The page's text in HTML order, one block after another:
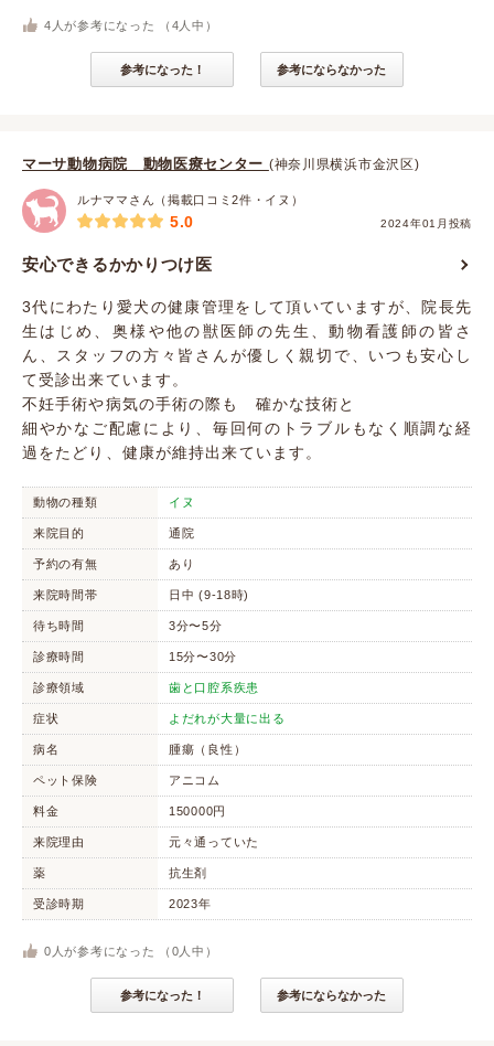
4 人が参考になった （ 4 人中）
参考になった！ 参考にならなかった
マーサ動物病院 動物医療センター (神奈川県横浜市金沢区)
ルナママさん（掲載口コミ2件・イヌ）
2024年01月投稿
5.0
安心できるかかりつけ医
3代にわたり愛犬の健康管理をして頂いていますが、院長先
生はじめ、奥様や他の獣医師の先生、動物看護師の皆さ
ん、スタッフの方々皆さんが優しく親切で、いつも安心し
て受診出来ています。
不妊手術や病気の手術の際も 確かな技術と
細やかなご配慮により、毎回何のトラブルもなく順調な経
過をたどり、健康が維持出来ています。
動物の種類 イヌ
来院目的 通院
予約の有無 あり
来院時間帯 日中 (9-18時)
待ち時間 3分〜5分
診療時間 15分〜30分
診療領域 歯と口腔系疾患
症状 よだれが大量に出る
病名 腫瘍（良性）
ペット保険 アニコム
料金 150000円
来院理由 元々通っていた
薬 抗生剤
受診時期 2023年
0 人が参考になった （ 0 人中）
参考になった！ 参考にならなかった